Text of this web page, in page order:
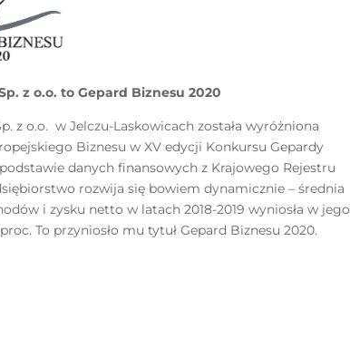
z o.o. to Gepard Biznesu 2020
z o.o. w Jelczu-Laskowicach została wyróżniona
Biznesu w XV edycji Konkursu Gepardy
danych finansowych z Krajowego Rejestru
rozwija się bowiem dynamicznie – średnia
i zysku netto w latach 2018-2019 wyniosła w jego
To przyniosło mu tytuł Gepard Biznesu 2020.